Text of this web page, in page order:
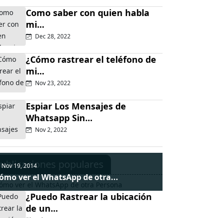
Como saber con quien habla
mi...
Dec 28, 2022
¿Cómo rastrear el teléfono de
mi...
Nov 23, 2022
Espiar Los Mensajes de
Whatsapp Sin...
Nov 2, 2022
populares
Nov 19, 2014
ver el WhatsApp de otra...
¿Puedo Rastrear la ubicación
de un...